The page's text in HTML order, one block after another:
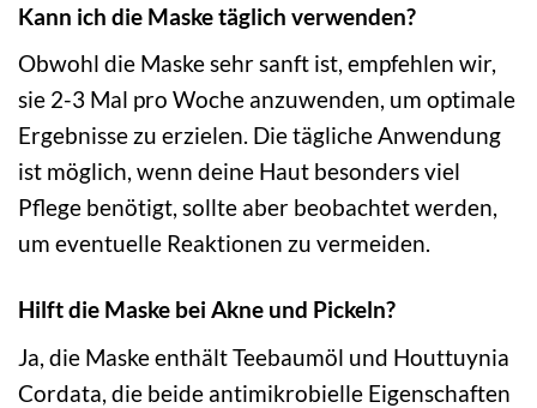
Kann ich die Maske täglich verwenden?
Obwohl die Maske sehr sanft ist, empfehlen wir,
sie 2-3 Mal pro Woche anzuwenden, um optimale
Ergebnisse zu erzielen. Die tägliche Anwendung
ist möglich, wenn deine Haut besonders viel
Pflege benötigt, sollte aber beobachtet werden,
um eventuelle Reaktionen zu vermeiden.
Hilft die Maske bei Akne und Pickeln?
Ja, die Maske enthält Teebaumöl und Houttuynia
Cordata, die beide antimikrobielle Eigenschaften